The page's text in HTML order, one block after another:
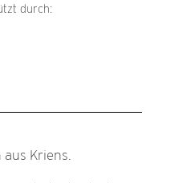
durch:
aus Kriens.